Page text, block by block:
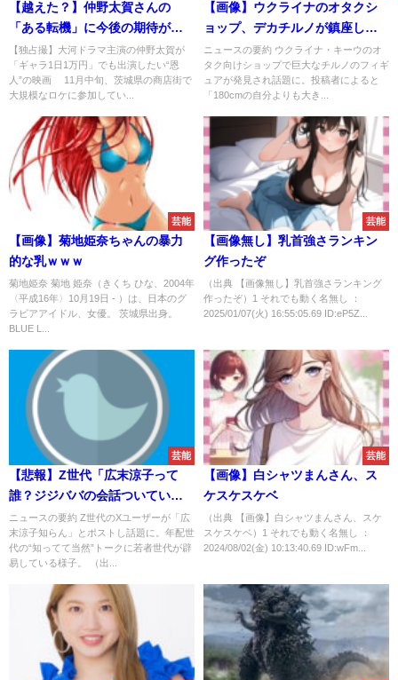
【越えた？】仲野太賀さんの
「ある転機」に今後の期待が寄
せられることに
【独占撮】大河ドラマ主演の仲野太賀が
「ギャラ1日1万円」でも出演したい“恩
人”の映画 11月中旬、茨城県の商店街で
大規模なロケに参加してい...
【画像】ウクライナのオタクシ
ョップ、デカチルノが鎮座して
る件ｗｗｗ
ニュースの要約 ウクライナ・キーウのオ
タク向けショップで巨大なチルノのフィギ
ュアが発見され話題に。投稿者によると
「180cmの自分よりも大き...
芸能
【画像】菊地姫奈ちゃんの暴力
的な乳‍ｗｗｗ
菊地姫奈 菊地 姫奈（きくち ひな、2004年
〈平成16年〉10月19日 - ）は、日本のグ
ラビアアイドル、女優。 茨城県出身。
BLUE L...
芸能
【画像無し】乳首強さランキン
グ作ったぞ
（出典 【画像無し】乳首強さランキング
作ったぞ）1 それでも動く名無し ：
2025/01/07(火) 16:55:05.69 ID:eP5Z...
芸能
【悲報】Z世代「広末涼子って
誰？ジジババの会話ついていけ
ない」ｗｗｗｗｗ
ニュースの要約 Z世代のXユーザーが「広
末涼子知らん」とポストし話題に。年配世
代の“知ってて当然”トークに若者世代が辟
易している様子。 （出...
芸能
【画像】白シャツまんさん、ス
ケスケスケベ
（出典 【画像】白シャツまんさん、スケ
スケスケベ）1 それでも動く名無し ：
2024/08/02(金) 10:13:40.69 ID:wFm...